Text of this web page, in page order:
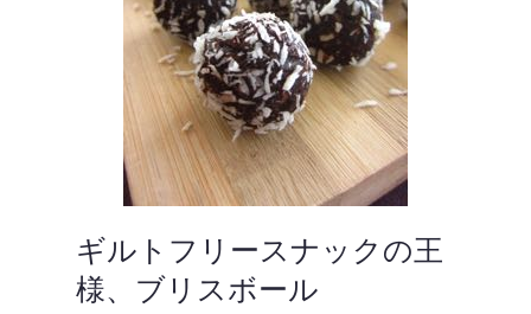
ギルトフリースナックの王
様、ブリスボール